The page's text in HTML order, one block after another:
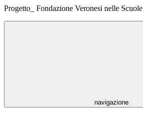
Progetto_ Fondazione Veronesi nelle Scuole
navigazione